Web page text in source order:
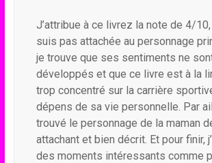
J’attribue à ce livrez la note de 4/
suis pas attachée au personnage
je trouve que ses sentiments ne
développés et que ce livre est à la
trop concentré sur la carrière
dépens de sa vie personnelle. Par
trouvé le personnage de la maman
attachant et bien décrit. Et pour finir,
des moments intéressants comme